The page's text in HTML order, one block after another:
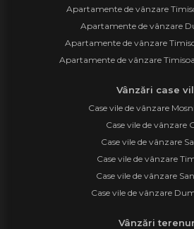
Apartamente de vânzare
Apartamente de vânzare
Apartamente de vânzare
Apartamente de vânzare
Vânzări case
Case vile de vânzare
Case vile de vânzare
Case vile de vânzare
Case vile de vânzare
Case vile de vânzare
Case vile de vânzare
Vânzări